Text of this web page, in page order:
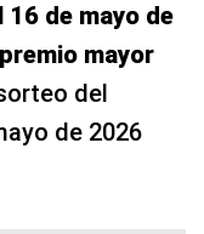
de mayo de
mayor
del
de 2026